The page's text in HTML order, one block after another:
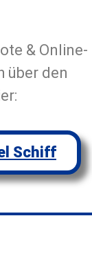
& Online-
über den
Schiff